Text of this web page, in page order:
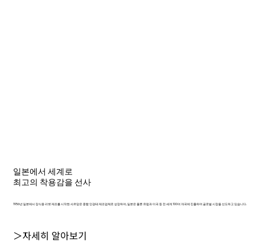
일본에서 세계로
최고의 착용감을 선사
1956년 일본에서 장식용 리벳 제조를 시작한 샤르망은 종합 안경테 제조업체로 성장하여, 일본은 물론 유럽과 미국 등 전 세계 100여 개국에 진출하며 글로벌 시장을 선도하고 있습니다.
＞자세히 알아보기